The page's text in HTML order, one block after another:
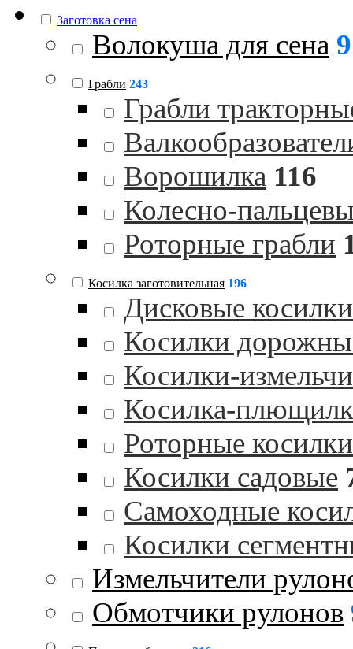
Заготовка сена
Волокуша для сена 9
Грабли 243
Грабли
Ворошилка 116
Колесно-
Роторные грабли
Косилка заготовительная 196
Дисковые косилки
Косилки
Косилки-
Косилка-
Роторные косилки
Косилки садовые
Самоходные
Косилки
Измельчители
Обмотчики рулонов